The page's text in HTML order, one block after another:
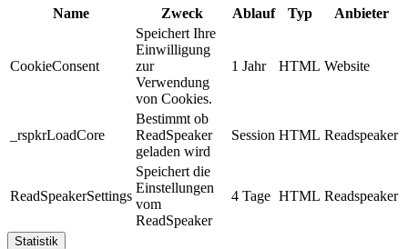
Name Zweck Ablauf Typ Anbieter
CookieConsent
Speichert Ihre
Einwilligung
zur
Verwendung
von Cookies.
1 Jahr HTML Website
_rspkrLoadCore
Bestimmt ob
ReadSpeaker
geladen wird
Session HTML Readspeaker
ReadSpeakerSettings
Speichert die
Einstellungen
vom
ReadSpeaker
4 Tage HTML Readspeaker
Statistik